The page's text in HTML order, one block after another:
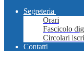
Segreteria
Orari
Fascicolo
Circolari
Contatti